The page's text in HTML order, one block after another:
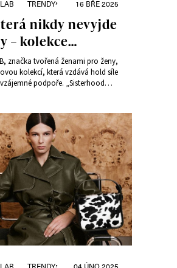
TRENDY 16 BŘE 2025
nikdy nevyjde
– kolekce
Stories“ od
značka tvořená ženami pro ženy,
kolekcí, která vzdává hold síle
podpoře. „Sisterhood
Rubriky:
, Publikováno: